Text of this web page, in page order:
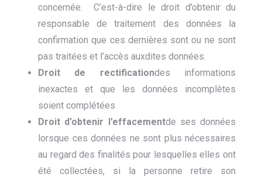
concernée. C’est-à-dire le droit d’obtenir du
responsable de traitement des données la
confirmation que ces dernières sont ou ne sont
pas traitées et l’accès auxdites données.
Droit de rectificationdes informations
inexactes et que les données incomplètes
soient complétées
Droit d’obtenir l’effacementde ses données
lorsque ces données ne sont plus nécessaires
au regard des finalités pour lesquelles elles ont
été collectées, si la personne retire son